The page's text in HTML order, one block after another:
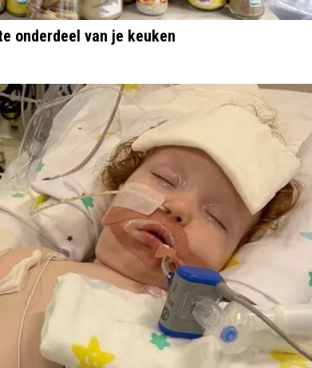
onderdeel van je keuken